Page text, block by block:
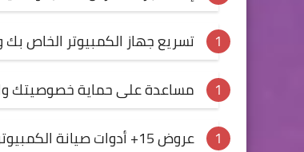
تسريع جهاز الكمبيوتر الخاص
مساعدة على حماية خصوصيتك
عروض 15+ أدوات صيانة الكمبيوتر سهلة الاستخدام